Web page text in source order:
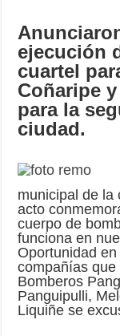
ejecución
cuartel
Coñaripe
para la
ciudad.
municipal de la
acto
cuerpo de
funciona en
Oportunidad
compañías
Bomberos
Panguipulli,
Liquiñe se